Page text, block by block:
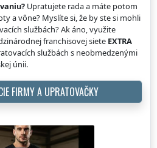
Upratujete rada a máte potom
a vône? Myslíte si, že by ste si mohli
službách? Ak áno, využite
franchisovej siete EXTRA
službách s neobmedzenými
únii.
FIRMY A UPRATOVAČKY